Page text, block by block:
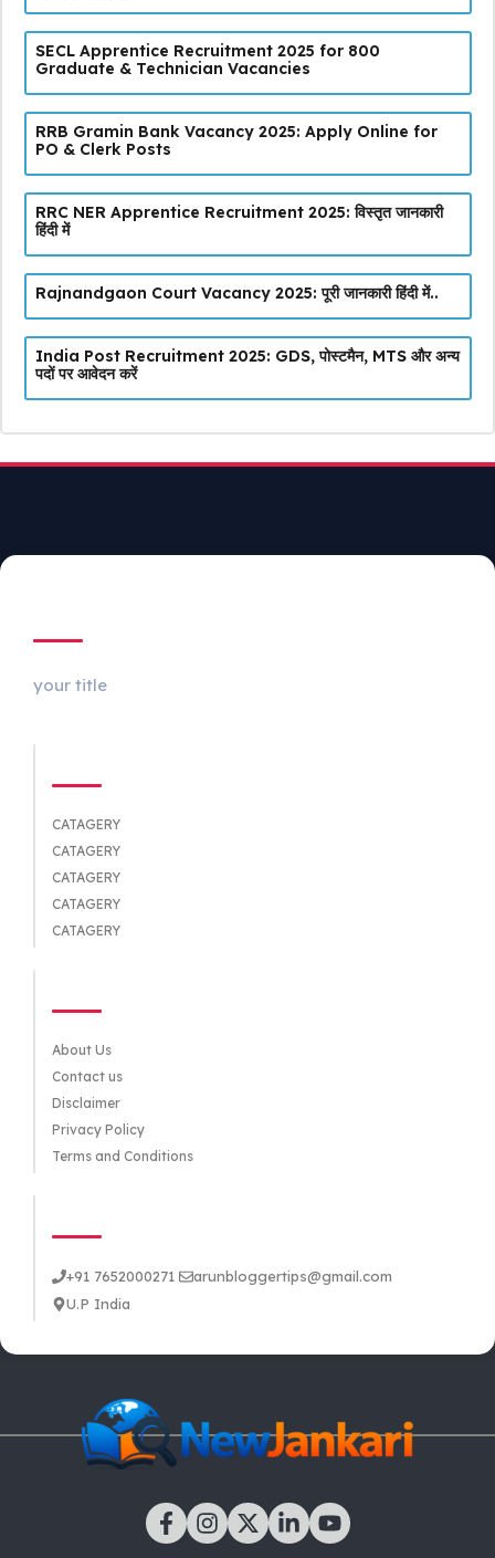
SECL Apprentice Recruitment 2025 for 800
Graduate & Technician Vacancies
RRB Gramin Bank Vacancy 2025: Apply Online for
PO & Clerk Posts
RRC NER Apprentice Recruitment 2025: विस्तृत जानकारी
हिंदी में
Rajnandgaon Court Vacancy 2025: पूरी जानकारी हिंदी में..
India Post Recruitment 2025: GDS, पोस्टमैन, MTS और अन्य
पदों पर आवेदन करें
your title
CATAGERY
CATAGERY
CATAGERY
CATAGERY
CATAGERY
About Us
Contact us
Disclaimer
Privacy Policy
Terms and Conditions
+91 7652000271
arunbloggertips@gmail.com
U.P India